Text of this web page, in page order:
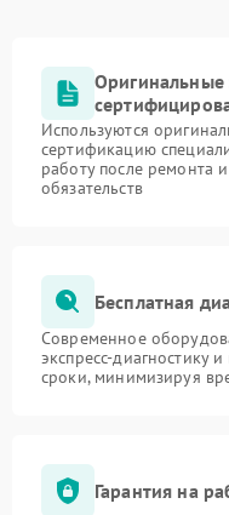
Оригинальные
Используются
сертификацию
работу после ремонта
обязательств
Бесплатная
Современное
экспресс-диагностику
сроки, минимизируя
Гарантия на